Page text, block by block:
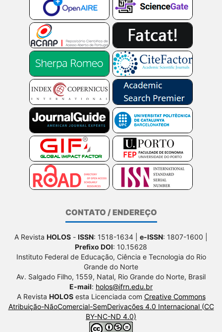
CONTATO / ENDEREÇO
A Revista HOLOS - ISSN: 1518-1634 | e-ISSN: 1807-1600 |
Prefixo DOI: 10.15628
Instituto Federal de Educação, Ciência e Tecnologia do Rio
Grande do Norte
Av. Salgado Filho, 1559, Natal, Rio Grande do Norte, Brasil
E-mail: holos@ifrn.edu.br
A Revista HOLOSesta Licenciada com Creative Commons
Atribuição-NãoComercial-SemDerivações 4.0 Internacional (CC
BY-NC-ND 4.0)